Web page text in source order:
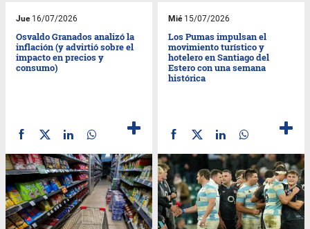
Jue16/07/2026
Osvaldo Granados analizó la
inflación (y advirtió sobre el
impacto en precios y
consumo)
Mié15/07/2026
Los Pumas impulsan el
movimiento turístico y
hotelero en Santiago del
Estero con una semana
histórica